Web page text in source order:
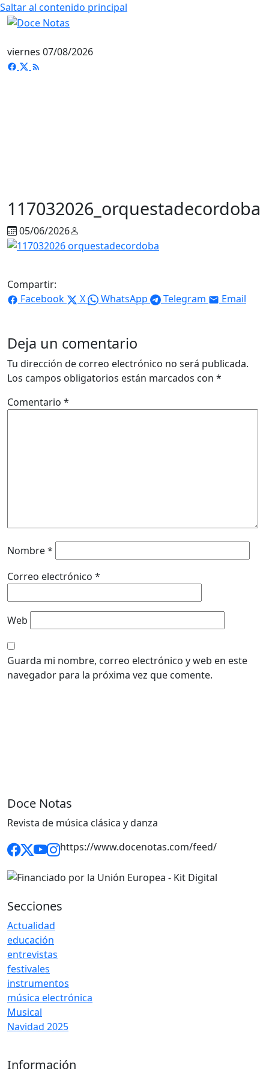
Saltar al contenido principal
viernes 07/08/2026
117032026_orquestadecordoba
05/06/2026
Compartir:
Facebook
X WhatsApp Telegram Email
Deja un comentario
Tu dirección de correo electrónico no será publicada.
Los campos obligatorios están marcados con *
Comentario *
Nombre*
Correo electrónico *
Web
Guarda mi nombre, correo electrónico y web en este
navegador para la próxima vez que comente.
Doce Notas
Revista de música clásica y danza
https://www.docenotas.com/feed/
Secciones
Actualidad
educación
entrevistas
festivales
instrumentos
música electrónica
Musical
Navidad 2025
Información